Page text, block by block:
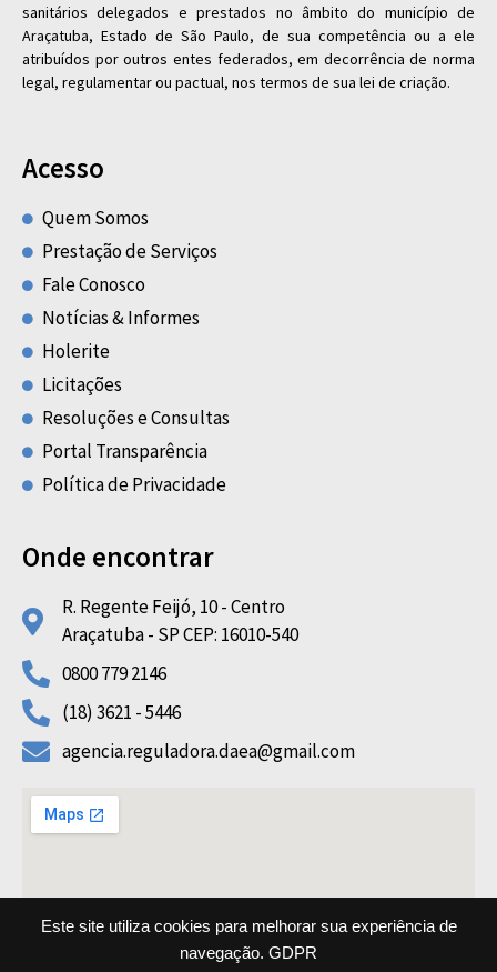
Este site utiliza cookies para melhorar sua experiência de
navegação. GDPR
sanitários delegados e prestados no âmbito do município de
Araçatuba, Estado de São Paulo, de sua competência ou a ele
atribuídos por outros entes federados, em decorrência de norma
legal, regulamentar ou pactual, nos termos de sua lei de criação.
Acesso
Quem Somos
Prestação de Serviços
Fale Conosco
Notícias & Informes
Holerite
Licitações
Resoluções e Consultas
Portal Transparência
Política de Privacidade
Onde encontrar
R. Regente Feijó, 10 - Centro
Araçatuba - SP CEP: 16010-540
0800 779 2146
(18) 3621 - 5446
agencia.reguladora.daea@gmail.com